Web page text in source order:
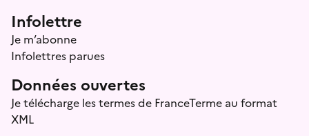
Infolettre
Je m’abonne
Infolettres parues
Données ouvertes
Je télécharge les termes de FranceTerme au format
XML